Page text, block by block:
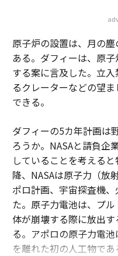
原子炉の設置は、月の
ある。ダフィーは、原
する案に言及した。立
るクレーターなどの望
できる。
ダフィーの5カ年計画は
ろうか。NASAと請負企
していることを考える
降、NASAは原子力（放
ポロ計画、宇宙探査機
た。原子力電池は、プ
体が崩壊する際に放出
る。アポロの原子力電
を離れた初の人工物で